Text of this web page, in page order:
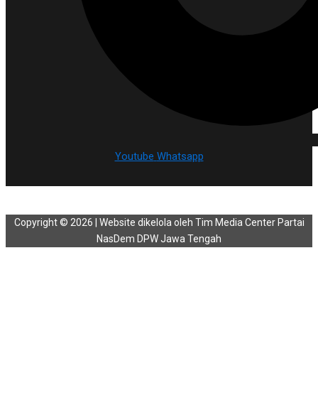
Youtube Whatsapp
Copyright © 2026 | Website dikelola oleh Tim Media Center Partai
NasDem DPW Jawa Tengah